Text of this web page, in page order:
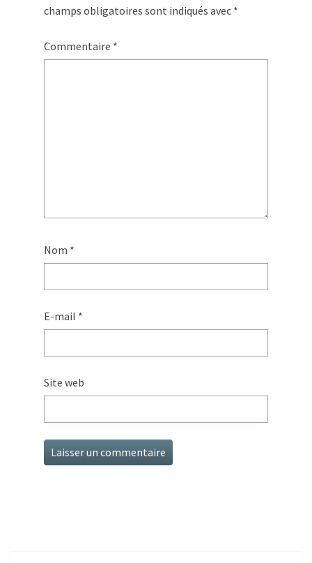
champs obligatoires sont indiqués avec *
Commentaire *
Nom *
E-mail *
Site web